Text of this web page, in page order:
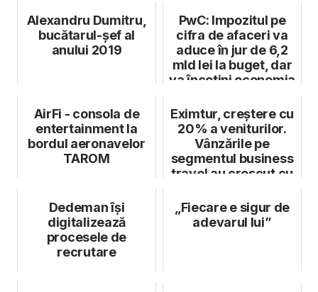
Alexandru Dumitru,
bucătarul-șef al
anului 2019
PwC: Impozitul pe
cifra de afaceri va
aduce în jur de 6,2
mld lei la buget, dar
va încetini economia
AirFi - consola de
entertainment la
bordul aeronavelor
TAROM
Eximtur, creștere cu
20% a veniturilor.
Vânzările pe
segmentul business
travel au crescut cu
Dedeman își
digitalizează
procesele de
recrutare
„Fiecare e sigur de
adevarul lui”